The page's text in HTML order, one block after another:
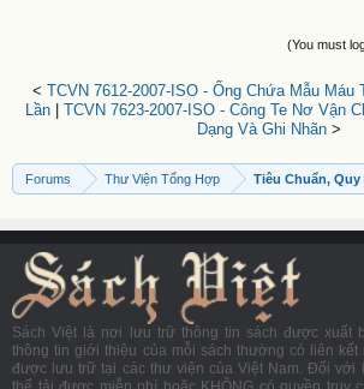
(You must
< TCVN 7612-2007-ISO - Ống Chứa Mẫu Máu
Lần | TCVN 7623-2007-ISO - Công Te Nơ Vận
Dạng Và Ghi Nhãn >
Forums Thư Viện Tổng Hợp Tiêu Chuẩn, Quy
Sách Việt là nơi lưu trữ thông tin sách được xuất
thông tin giới thiệu của mỗi sách thường có liên kết
được lưu trữ tại các thư viện của Việt Nam. Đối với